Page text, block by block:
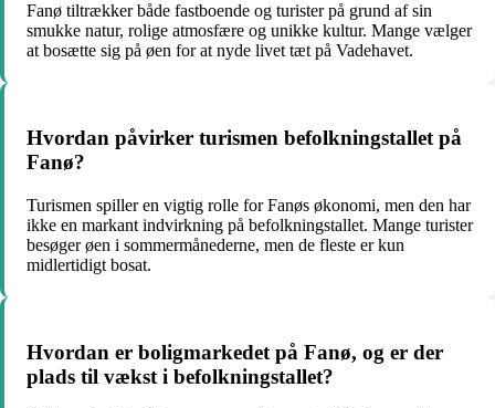
Fanø tiltrækker både fastboende og turister på grund af sin
smukke natur, rolige atmosfære og unikke kultur. Mange vælger
at bosætte sig på øen for at nyde livet tæt på Vadehavet.
Hvordan påvirker turismen befolkningstallet på
Fanø?
Turismen spiller en vigtig rolle for Fanøs økonomi, men den har
ikke en markant indvirkning på befolkningstallet. Mange turister
besøger øen i sommermånederne, men de fleste er kun
midlertidigt bosat.
Hvordan er boligmarkedet på Fanø, og er der
plads til vækst i befolkningstallet?